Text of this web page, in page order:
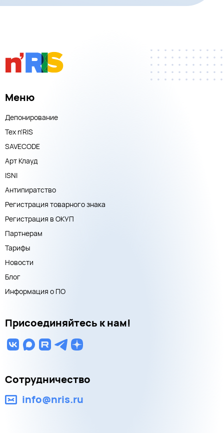
Меню
Депонирование
Тех n'RIS
SAVECODE
Арт Клауд
ISNI
Антипиратство
Регистрация товарного знака
Регистрация в ОКУП
Партнерам
Тарифы
Новости
Блог
Информация о ПО
Присоединяйтесь к нам!
Сотрудничество
info@nris.ru